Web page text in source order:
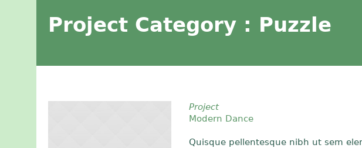
Project Category : Puzzle
Project
Modern Dance
Quisque pellentesque nibh ut sem